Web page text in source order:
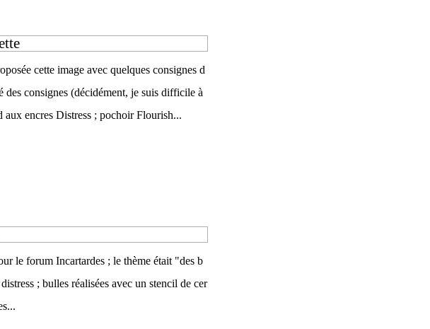
cette image avec quelques consignes d
consignes (décidément, je suis difficile à
encres Distress ; pochoir Flourish...
le forum Incartardes ; le thème était "des b
; bulles réalisées avec un stencil de cer